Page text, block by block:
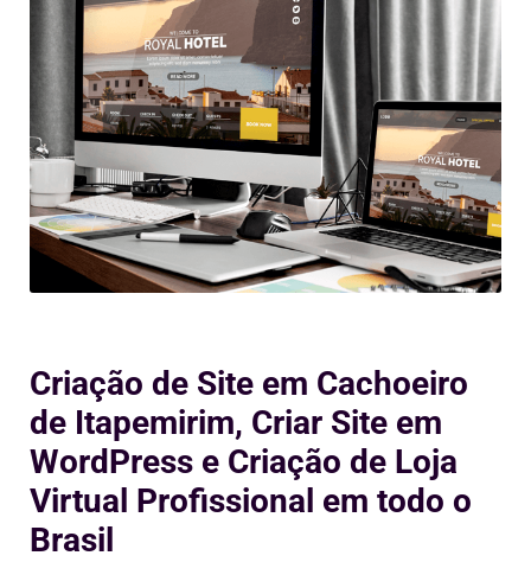
Criação de Site em Cachoeiro
de Itapemirim, Criar Site em
WordPress e Criação de Loja
Virtual Profissional em todo o
Brasil